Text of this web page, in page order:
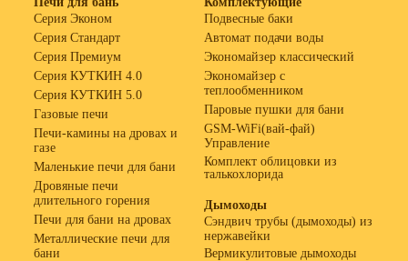
Серия Эконом
Серия Стандарт
Серия Премиум
Серия КУТКИН 4.0
Серия КУТКИН 5.0
Газовые печи
Печи-камины на дровах и
газе
Маленькие печи для бани
Дровяные печи
длительного горения
Печи для бани на дровах
Металлические печи для
бани
Подвесные баки
Автомат подачи воды
Экономайзер классический
Экономайзер с
теплообменником
Паровые пушки для бани
GSM-WiFi(вай-фай)
Управление
Комплект облицовки из
талькохлорида
Дымоходы
Сэндвич трубы (дымоходы) из
нержавейки
Вермикулитовые дымоходы